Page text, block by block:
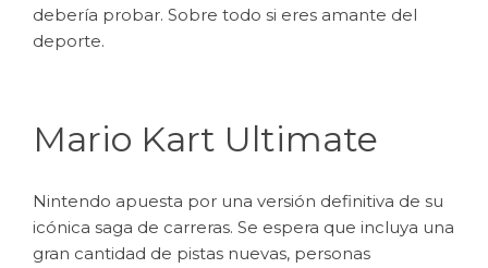
debería probar. Sobre todo si eres amante del
deporte.
Mario Kart Ultimate
Nintendo apuesta por una versión definitiva de su
icónica saga de carreras. Se espera que incluya una
gran cantidad de pistas nuevas, personas